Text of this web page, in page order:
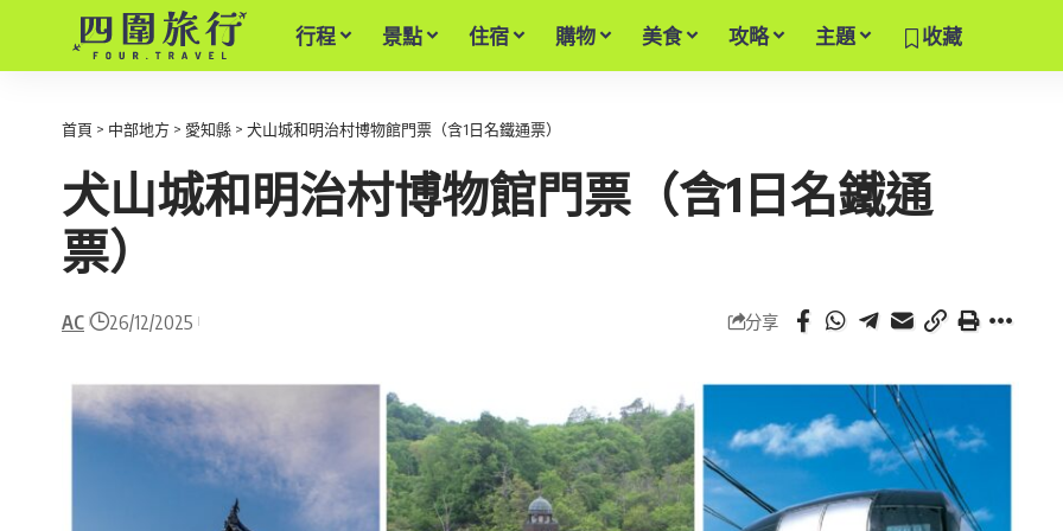
行程 景點 住宿 購物 美食 攻略 主題 收藏
首頁 > 中部地方 > 愛知縣 > 犬山城和明治村博物館門票（含1日名鐵通票）
犬山城和明治村博物館門票（含1日名鐵通
票）
AC 26/12/2025 分享